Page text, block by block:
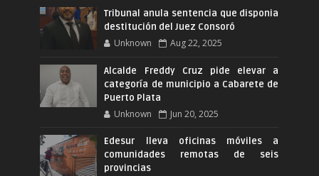
Tribunal anula sentencia que disponia
destitución del Juez Consoró
Unknown Aug 22, 2025
Alcalde Freddy Cruz pide elevar a
categoría de municipio a Cabarete de
Puerto Plata
Unknown Jun 20, 2025
Edesur lleva oficinas móviles a
comunidades remotas de seis
provincias